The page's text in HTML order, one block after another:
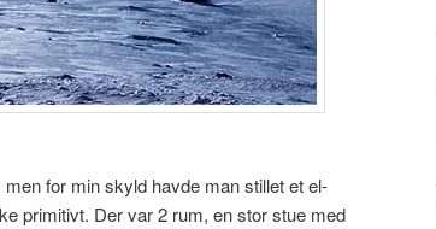
for min skyld havde man stillet et el-
primitivt. Der var 2 rum, en stor stue med